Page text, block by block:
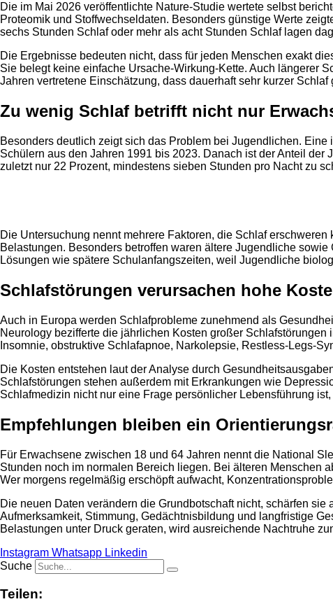
Die im Mai 2026 veröffentlichte Nature-Studie wertete selbst
Proteomik und Stoffwechseldaten. Besonders günstige Werte
sechs Stunden Schlaf oder mehr als acht Stunden Schlaf lagen
Die Ergebnisse bedeuten nicht, dass für jeden Menschen exakt
Sie belegt keine einfache Ursache-Wirkung-Kette. Auch längerer
Jahren vertretene Einschätzung, dass dauerhaft sehr kurzer
Zu wenig Schlaf betrifft nicht nur
Besonders deutlich zeigt sich das Problem bei Jugendlichen.
Schülern aus den Jahren 1991 bis 2023. Danach ist der Anteil
zuletzt nur 22 Prozent, mindestens sieben Stunden pro Nacht zu
Die Untersuchung nennt mehrere Faktoren, die Schlaf
Belastungen. Besonders betroffen waren ältere Jugendliche
Lösungen wie spätere Schulanfangszeiten, weil Jugendliche
Schlafstörungen verursachen hohe
Auch in Europa werden Schlafprobleme zunehmend als
Neurology bezifferte die jährlichen Kosten großer
Insomnie, obstruktive Schlafapnoe, Narkolepsie, Restless-Legs-
Die Kosten entstehen laut der Analyse durch
Schlafstörungen stehen außerdem mit Erkrankungen wie
Schlafmedizin nicht nur eine Frage persönlicher Lebensführung
Empfehlungen bleiben ein
Für Erwachsene zwischen 18 und 64 Jahren nennt die National
Stunden noch im normalen Bereich liegen. Bei älteren Menschen
Wer morgens regelmäßig erschöpft aufwacht,
Die neuen Daten verändern die Grundbotschaft nicht, schärfen
Aufmerksamkeit, Stimmung, Gedächtnisbildung und langfristige
Belastungen unter Druck geraten, wird ausreichende Nachtruhe
Instagram Whatsapp Linkedin
Suche
Teilen: